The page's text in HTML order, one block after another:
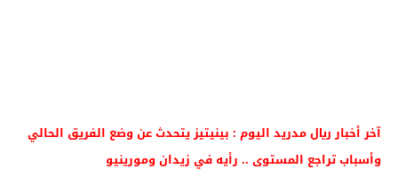
آخر أخبار ريال مدريد اليوم : بينيتيز يتحدث عن وضع الفريق الحالي
وأسباب تراجع المستوى .. رأيه في زيدان ومورينيو